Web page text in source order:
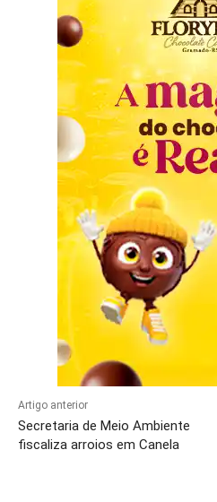
Artigo anterior
Secretaria de Meio Ambiente
fiscaliza arroios em Canela